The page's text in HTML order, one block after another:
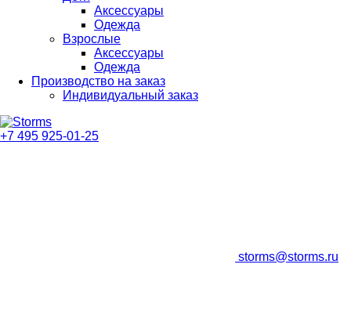
Аксессуары
Одежда
Взрослые
Аксессуары
Одежда
Производство на заказ
Индивидуальный заказ
+7 495 925-01-25
storms@storms.ru